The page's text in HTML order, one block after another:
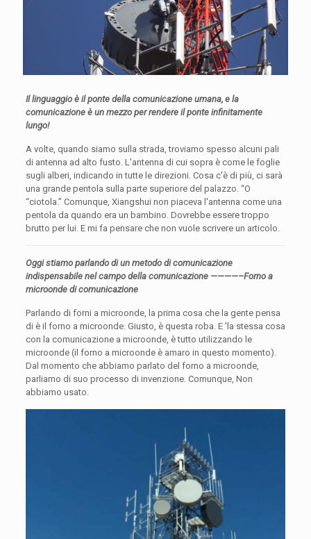
Il linguaggio è il ponte della comunicazione umana, e la
comunicazione è un mezzo per rendere il ponte infinitamente
lungo!
A volte, quando siamo sulla strada, troviamo spesso alcuni pali
di antenna ad alto fusto. L'antenna di cui sopra è come le foglie
sugli alberi, indicando in tutte le direzioni. Cosa c'è di più, ci sarà
una grande pentola sulla parte superiore del palazzo. “O
“ciotola.” Comunque, Xiangshui non piaceva l'antenna come una
pentola da quando era un bambino. Dovrebbe essere troppo
brutto per lui. E mi fa pensare che non vuole scrivere un articolo.
Oggi stiamo parlando di un metodo di comunicazione
indispensabile nel campo della comunicazione ————–Forno a
microonde di comunicazione
Parlando di forni a microonde, la prima cosa che la gente pensa
di è il forno a microonde. Giusto, è questa roba. E 'la stessa cosa
con la comunicazione a microonde, è tutto utilizzando le
microonde (il forno a microonde è amaro in questo momento).
Dal momento che abbiamo parlato del forno a microonde,
parliamo di suo processo di invenzione. Comunque, Non
abbiamo usato.